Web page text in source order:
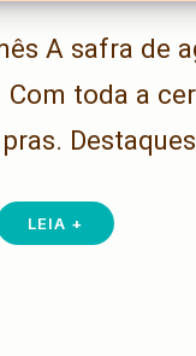
A safra de
toda a
LEIA +